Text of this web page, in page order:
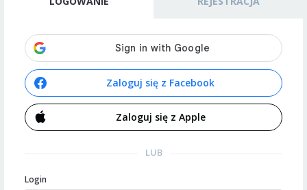
Zaloguj się z Facebook
Zaloguj się z Apple
LUB
Login